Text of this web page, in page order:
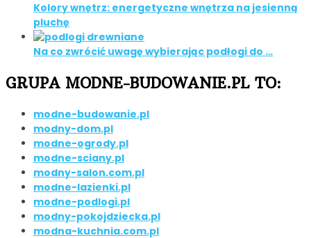
Kolory wnętrz: energetyczne wnętrza na jesienną
pluchę
Na co zwrócić uwagę wybierając podłogi do …
GRUPA MODNE-BUDOWANIE.PL TO:
modne-budowanie.pl
modny-dom.pl
modne-ogrody.pl
modne-sciany.pl
modny-salon.com.pl
modne-lazienki.pl
modne-podlogi.pl
modny-pokojdziecka.pl
modna-kuchnia.com.pl